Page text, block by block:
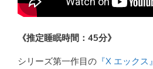
《推定睡眠時間：45分》
シリーズ第一作目の 『X エックス』